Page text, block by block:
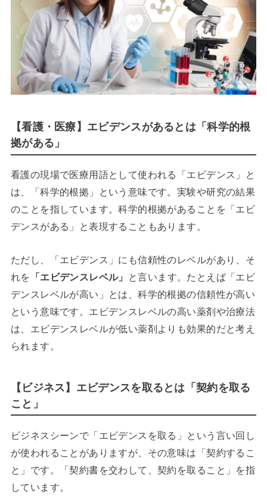
【看護・医療】エビデンスがあるとは「科学的根
拠がある」
看護の現場で医療用語として使われる「エビデンス」と
は、「科学的根拠」という意味です。実験や研究の結果
のことを指しています。科学的根拠があることを「エビ
デンスがある」と表現することもあります。
ただし、「エビデンス」にも信頼性のレベルがあり、そ
れを 「エビデンスレベル」
と言います。たとえば「エビ
デンスレベルが高い」とは、科学的根拠の信頼性が高い
という意味です。エビデンスレベルの高い薬剤や治療法
は、エビデンスレベルが低い薬剤よりも効果的だと考え
られます。
【ビジネス】エビデンスを取るとは「契約を取る
こと」
ビジネスシーンで「エビデンスを取る」という言い回し
が使われることがありますが、その意味は「契約するこ
と」です。「契約書を交わして、契約を取ること」を指
しています。